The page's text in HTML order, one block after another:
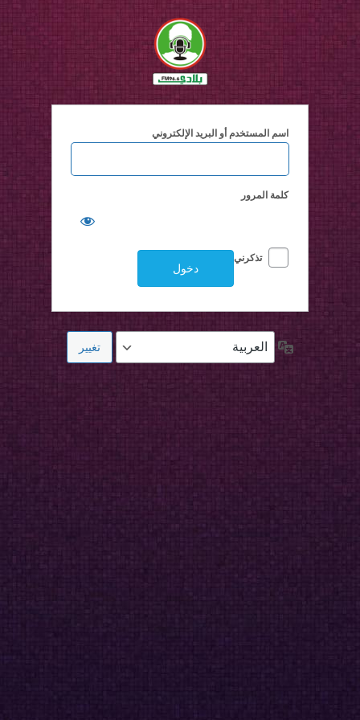
دخول
اسم المستخدم أو البريد الإلكتروني
كلمة المرور
تذكرني
اللغة